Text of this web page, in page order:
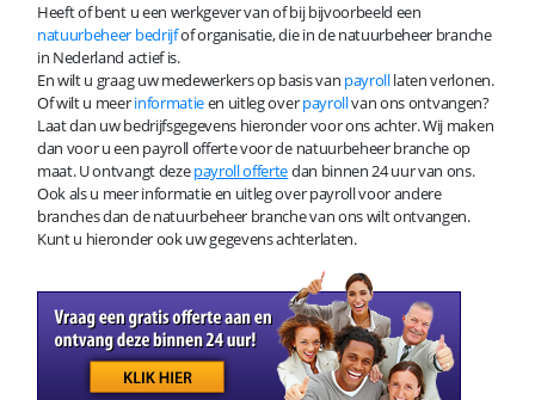
Heeft of bent u een werkgever van of bij bijvoorbeeld een
natuurbeheer bedrijfof organisatie, die in de natuurbeheer branche
in Nederland actief is.
En wilt u graag uw medewerkers op basis van payrolllaten verlonen.
Of wilt u meerinformatieen uitleg overpayrollvan ons ontvangen?
Laat dan uw bedrijfsgegevens hieronder voor ons achter. Wij maken
dan voor u een payroll offerte voor de natuurbeheer branche op
maat. U ontvangt dezepayroll offertedan binnen 24 uur van ons.
Ook als u meer informatie en uitleg over payroll voor andere
branches dan de natuurbeheer branche van ons wilt ontvangen.
Kunt u hieronder ook uw gegevens achterlaten.